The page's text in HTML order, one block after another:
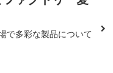
で多彩な製品について